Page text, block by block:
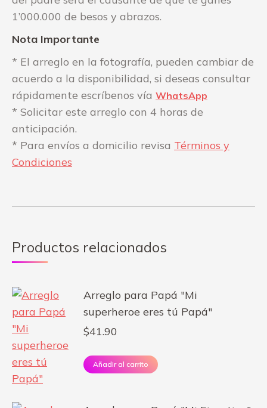
1’000.000 de besos y abrazos.
Nota Importante
* El arreglo en la fotografía, pueden cambiar de
acuerdo a la disponibilidad, si deseas consultar
rápidamente escríbenos vía WhatsApp
* Solicitar este arreglo con 4 horas de
anticipación.
* Para envíos a domicilio revisa Términos y
Condiciones
Productos relacionados
Arreglo para Papá "Mi
superheroe eres tú Papá"
$41.90
Añadir al carrito